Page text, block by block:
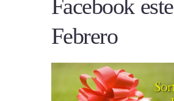
Facebook este
Febrero